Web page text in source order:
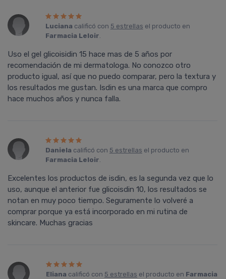
Luciana calificó con 5 estrellas el producto en
Farmacia Leloir.
Uso el gel glicoisidin 15 hace mas de 5 años por
recomendación de mi dermatologa. No conozco otro
producto igual, así que no puedo comparar, pero la textura y
los resultados me gustan. Isdin es una marca que compro
hace muchos años y nunca falla.
Daniela calificó con 5 estrellas el producto en
Farmacia Leloir.
Excelentes los productos de isdin, es la segunda vez que lo
uso, aunque el anterior fue glicoisdin 10, los resultados se
notan en muy poco tiempo. Seguramente lo volveré a
comprar porque ya está incorporado en mi rutina de
skincare. Muchas gracias
Eliana calificó con 5 estrellas el producto en Farmacia